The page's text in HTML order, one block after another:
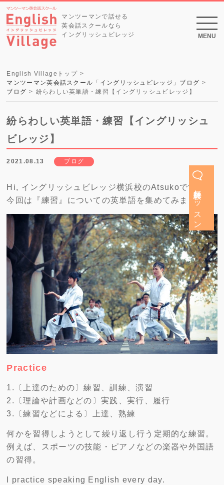
無料体験レッスン
マンツーマンで話せる
英会話スクールなら
イングリッシュビレッジ
MENU
English Villageトップ
マンツーマン英会話スクール「イングリッシュビレッジ」ブログ
ブログ
紛らわしい英単語・練習【イングリッシュビレッジ】
紛らわしい英単語・練習【イングリッシュ
ビレッジ】
2021.08.13 ブログ
Hi, イングリッシュビレッジ横浜校のAtsukoです。
今回は『練習』についての英単語を集めてみました。
Practice
1.〔上達のための〕練習、訓練、演習
2.〔理論や計画などの〕実践、実行、履行
3.〔練習などによる〕上達、熟練
何かを習得しようとして繰り返し行う定期的な練習。
例えば、スポーツの技能・ピアノなどの楽器や外国語
の習得。
I practice speaking English every day.